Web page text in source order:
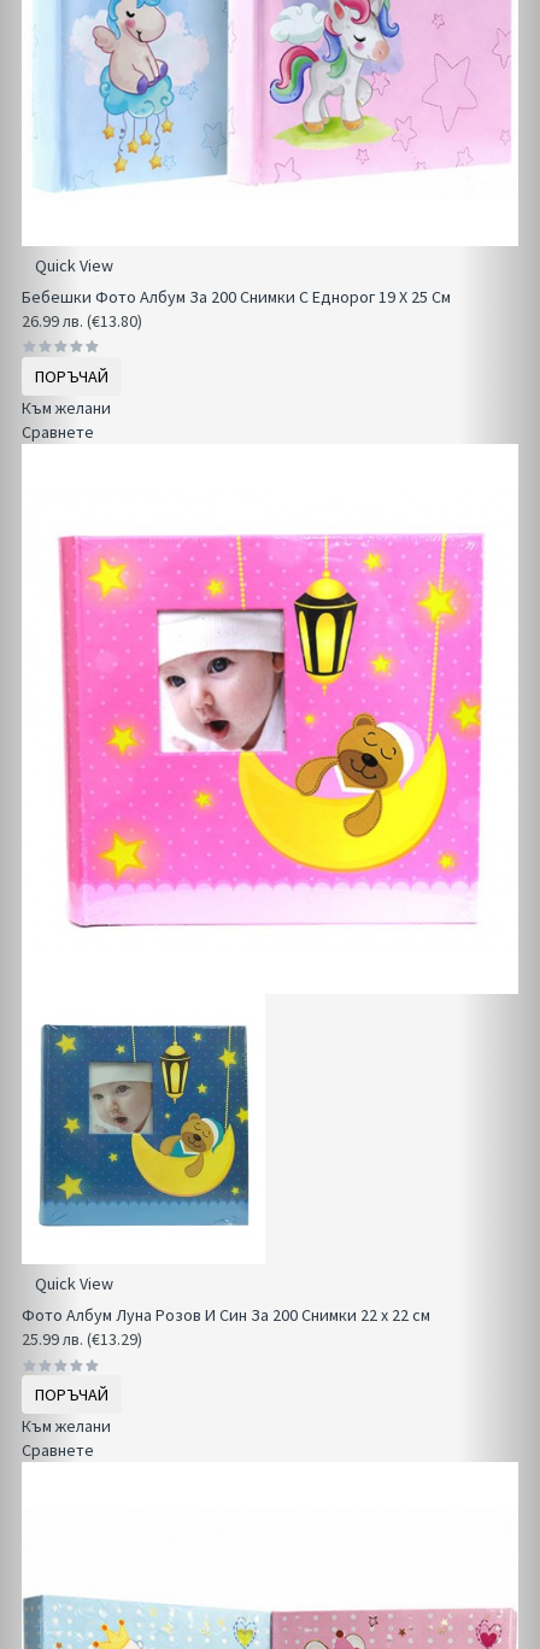
Quick View
Бебешки Фото Албум За 200 Снимки С Еднорог 19 Х 25 См
26.99 лв. (€13.80)
ПОРЪЧАЙ
Към желани
Сравнете
Quick View
Фото Албум Луна Розов И Син За 200 Снимки 22 x 22 см
25.99 лв. (€13.29)
ПОРЪЧАЙ
Към желани
Сравнете